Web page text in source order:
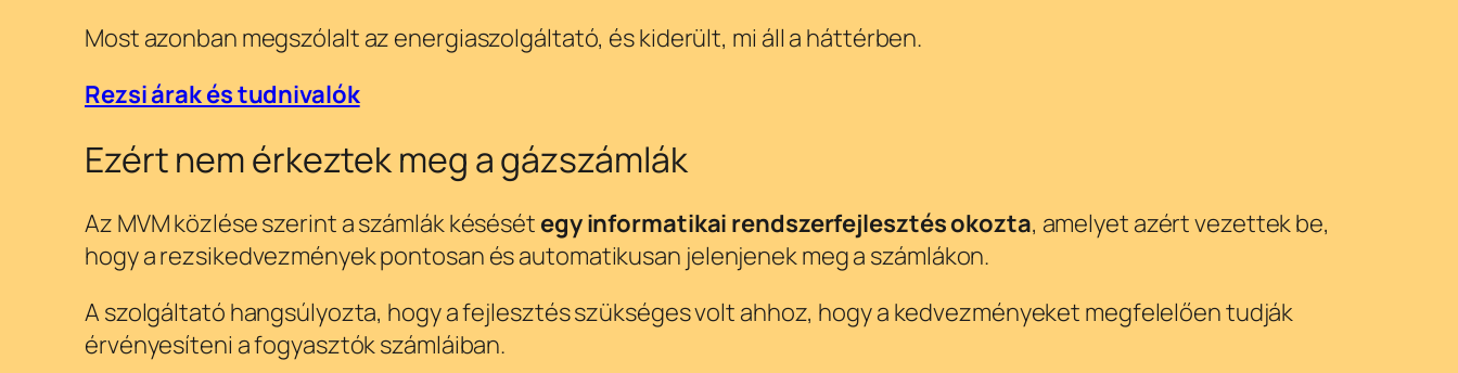
Most azonban megszólalt az energiaszolgáltató, és kiderült, mi áll a háttérben.
Rezsi árak és tudnivalók
Ezért nem érkeztek meg a gázszámlák
Az MVM közlése szerint a számlák késését egy informatikai rendszerfejlesztés okozta, amelyet azért vezettek be,
hogy a rezsikedvezmények pontosan és automatikusan jelenjenek meg a számlákon.
A szolgáltató hangsúlyozta, hogy a fejlesztés szükséges volt ahhoz, hogy a kedvezményeket megfelelően tudják
érvényesíteni a fogyasztók számláiban.